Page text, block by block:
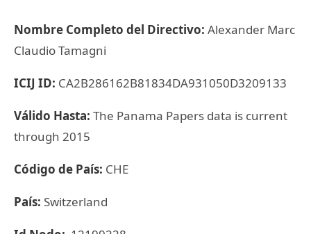
Nombre Completo del Directivo: Alexander Marc
Claudio Tamagni
ICIJ ID: CA2B286162B81834DA931050D3209133
Válido Hasta: The Panama Papers data is current
through 2015
Código de País: CHE
País: Switzerland